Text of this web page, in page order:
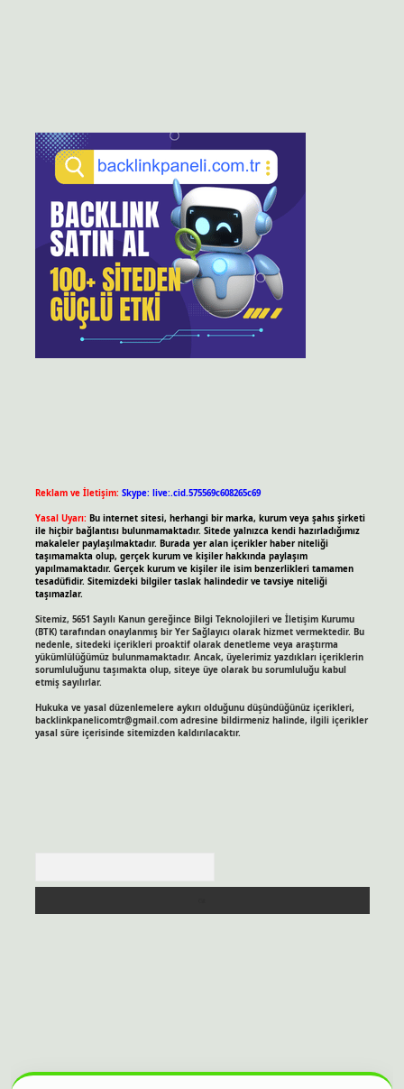
Reklam ve İletişim: Skype: live:.cid.575569c608265c69
Yasal Uyarı: Bu internet sitesi, herhangi bir marka, kurum veya şahıs şirketi
ile hiçbir bağlantısı bulunmamaktadır. Sitede yalnızca kendi hazırladığımız
makaleler paylaşılmaktadır. Burada yer alan içerikler haber niteliği
taşımamakta olup, gerçek kurum ve kişiler hakkında paylaşım
yapılmamaktadır. Gerçek kurum ve kişiler ile isim benzerlikleri tamamen
tesadüfidir. Sitemizdeki bilgiler taslak halindedir ve tavsiye niteliği
taşımazlar.
Sitemiz, 5651 Sayılı Kanun gereğince Bilgi Teknolojileri ve İletişim Kurumu
(BTK) tarafından onaylanmış bir Yer Sağlayıcı olarak hizmet vermektedir. Bu
nedenle, sitedeki içerikleri proaktif olarak denetleme veya araştırma
yükümlülüğümüz bulunmamaktadır. Ancak, üyelerimiz yazdıkları içeriklerin
sorumluluğunu taşımakta olup, siteye üye olarak bu sorumluluğu kabul
etmiş sayılırlar.
Hukuka ve yasal düzenlemelere aykırı olduğunu düşündüğünüz içerikleri,
backlinkpanelicomtr@gmail.comadresine bildirmeniz halinde, ilgili içerikler
yasal süre içerisinde sitemizden kaldırılacaktır.